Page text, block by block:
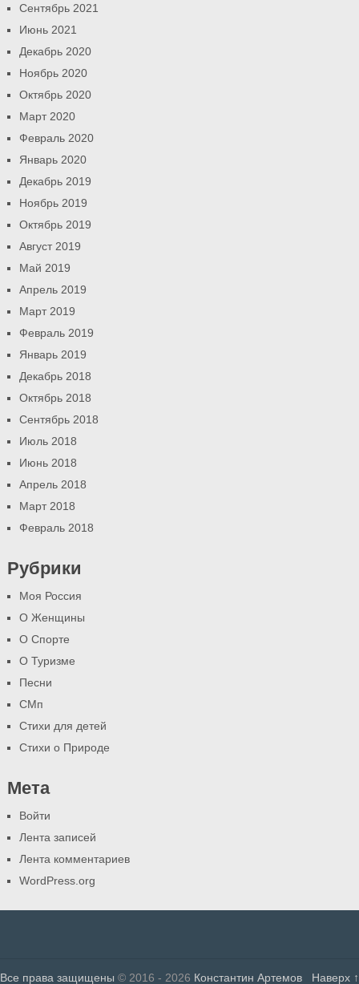
Сентябрь 2021
Июнь 2021
Декабрь 2020
Ноябрь 2020
Октябрь 2020
Март 2020
Февраль 2020
Январь 2020
Декабрь 2019
Ноябрь 2019
Октябрь 2019
Август 2019
Май 2019
Апрель 2019
Март 2019
Февраль 2019
Январь 2019
Декабрь 2018
Октябрь 2018
Сентябрь 2018
Июль 2018
Июнь 2018
Апрель 2018
Март 2018
Февраль 2018
Рубрики
Моя Россия
О Женщины
О Спорте
О Туризме
Песни
СМп
Стихи для детей
Стихи о Природе
Мета
Войти
Лента записей
Лента комментариев
WordPress.org
Все права защищены © 2016 - 2026 Константин Артемов Наверх ↑